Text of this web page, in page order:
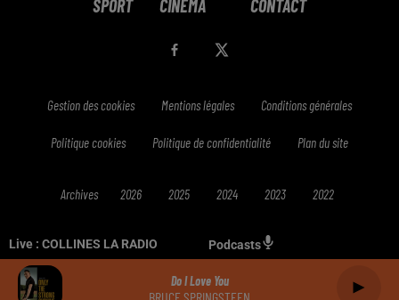
Live : COLLINES LA RADIO Podcasts
Do I Love You
BRUCE SPRINGSTEEN
SPORT CINÉMA CONTACT
Gestion des cookies Mentions légales Conditions générales
Politique cookies Politique de confidentialité Plan du site
Archives 2026 2025 2024 2023 2022